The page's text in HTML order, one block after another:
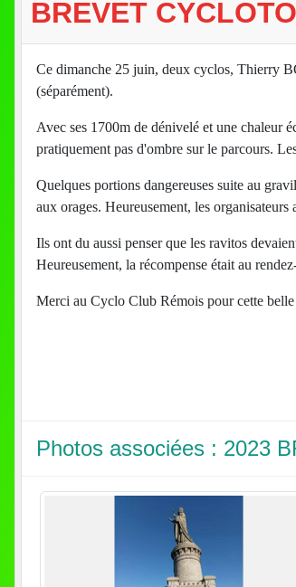
BREVET
Ce dimanche 25 juin, deux cyclos, Thierry
(séparément).
Avec ses 1700m de dénivelé et une chaleur
pratiquement pas d'ombre sur le parcours.
Quelques portions dangereuses suite au
aux orages. Heureusement, les
Ils ont du aussi penser que les ravitos
Heureusement, la récompense était au
Merci au Cyclo Club Rémois pour cette
Photos associées : 2023